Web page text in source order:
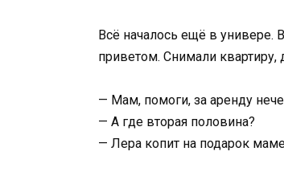
Всё началось ещё в универе.
приветом. Снимали
— Мам, помоги, за аренду
— А где вторая половина?
— Лера копит на подарок